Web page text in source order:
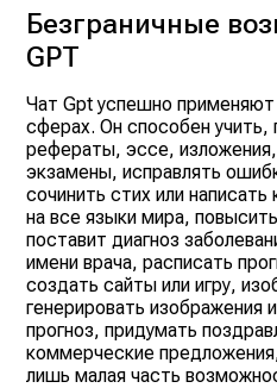
Безграничные
GPT
Чат Gpt успешно применяют
сферах. Он способен учить,
рефераты, эссе,
экзамены, исправлять
сочинить стих или
на все языки мира,
поставит диагноз
имени врача, расписать
создать сайты или игру,
генерировать изображения
прогноз, придумать
коммерческие
лишь малая часть